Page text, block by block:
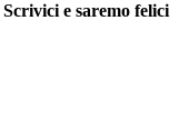
e saremo felici